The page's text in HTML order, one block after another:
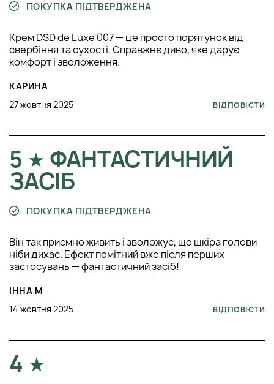
ПОКУПКА ПІДТВЕРДЖЕНА
Крем DSD de Luxe 007 — це просто порятунок від
свербіння та сухості. Справжнє диво, яке дарує
комфорт і зволоження.
КАРИНА
27 жовтня 2025
ВІДПОВІСТИ
5 ФАНТАСТИЧНИЙ
ЗАСІБ
ПОКУПКА ПІДТВЕРДЖЕНА
Він так приємно живить і зволожує, що шкіра голови
ніби дихає. Ефект помітний вже після перших
застосувань — фантастичний засіб!
ІННА М
14 жовтня 2025
ВІДПОВІСТИ
4